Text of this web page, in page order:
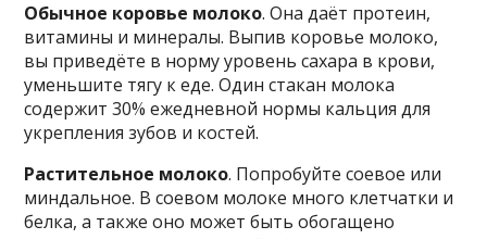
Обычное коровье молоко. Она даёт протеин,
витамины и минералы. Выпив коровье молоко,
вы приведёте в норму уровень сахара в крови,
уменьшите тягу к еде. Один стакан молока
содержит 30% ежедневной нормы кальция для
укрепления зубов и костей.
Растительное молоко. Попробуйте соевое или
миндальное. В соевом молоке много клетчатки и
белка, а также оно может быть обогащено